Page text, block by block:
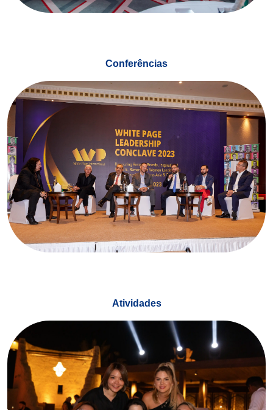
Conferências
Atividades